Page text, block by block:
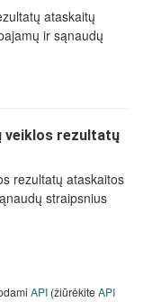
ataskaitų
ir sąnaudų
veiklos rezultatų
rezultatų ataskaitos
straipsnius
API (žiūrėkiteAPI